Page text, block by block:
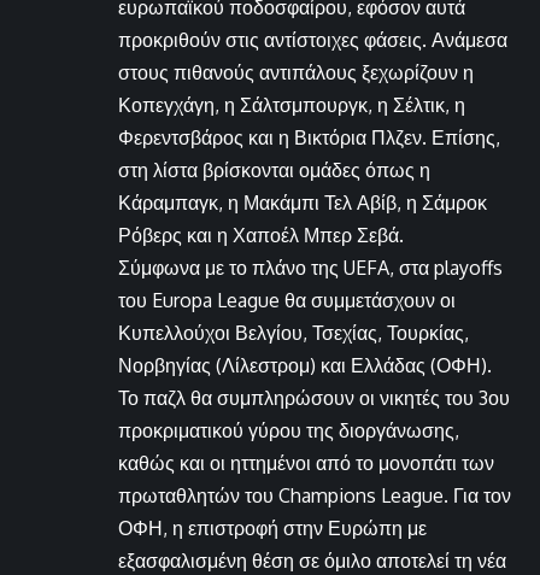
ευρωπαϊκού ποδοσφαίρου, εφόσον αυτά
προκριθούν στις αντίστοιχες φάσεις. Ανάμεσα
στους πιθανούς αντιπάλους ξεχωρίζουν η
Κοπεγχάγη, η Σάλτσμπουργκ, η Σέλτικ, η
Φερεντσβάρος και η Βικτόρια Πλζεν. Επίσης,
στη λίστα βρίσκονται ομάδες όπως η
Κάραμπαγκ, η Μακάμπι Τελ Αβίβ, η Σάμροκ
Ρόβερς και η Χαποέλ Μπερ Σεβά.
Σύμφωνα με το πλάνο της UEFA, στα playoffs
του Europa League θα συμμετάσχουν οι
Κυπελλούχοι Βελγίου, Τσεχίας, Τουρκίας,
Νορβηγίας (Λίλεστρομ) και Ελλάδας (ΟΦΗ).
Το παζλ θα συμπληρώσουν οι νικητές του 3ου
προκριματικού γύρου της διοργάνωσης,
καθώς και οι ηττημένοι από το μονοπάτι των
πρωταθλητών του Champions League. Για τον
ΟΦΗ, η επιστροφή στην Ευρώπη με
εξασφαλισμένη θέση σε όμιλο αποτελεί τη νέα